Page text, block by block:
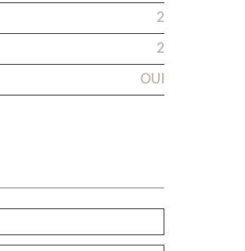
2
2
OUI